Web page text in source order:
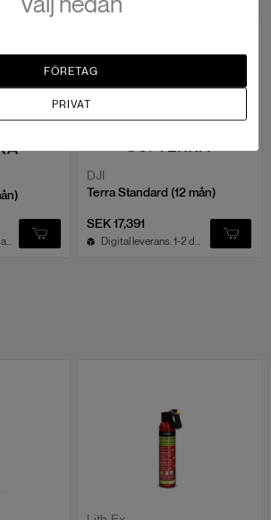
Digital leverans. 1-2 dagar.
DJI
Terra Standard (12 mån)
SEK 17,391
FÖRETAG
PRIVAT